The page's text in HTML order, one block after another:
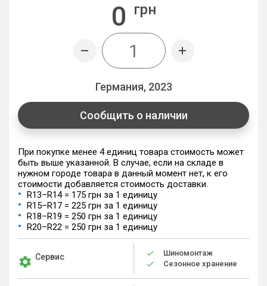
0 грн
Германия, 2023
Сообщить о наличии
При покупке менее 4 единиц товара стоимость может
быть выше указанной. В случае, если на складе в
нужном городе товара в данный момент нет, к его
стоимости добавляется стоимость доставки.
R13–R14 = 175 грн за 1 единицу
R15–R17 = 225 грн за 1 единицу
R18–R19 = 250 грн за 1 единицу
R20–R22 = 250 грн за 1 единицу
Сервис
Шиномонтаж
Сезонное хранение